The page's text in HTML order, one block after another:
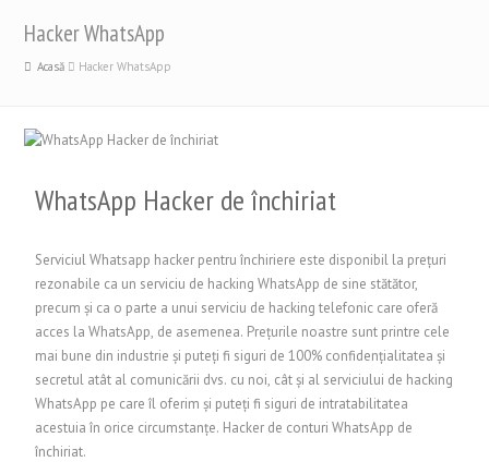
Hacker WhatsApp
Acasă Hacker WhatsApp
WhatsApp Hacker de închiriat
Serviciul Whatsapp hacker pentru închiriere este disponibil la prețuri
rezonabile ca un serviciu de hacking WhatsApp de sine stătător,
precum și ca o parte a unui serviciu de hacking telefonic care oferă
acces la WhatsApp, de asemenea. Prețurile noastre sunt printre cele
mai bune din industrie și puteți fi siguri de 100% confidențialitatea și
secretul atât al comunicării dvs. cu noi, cât și al serviciului de hacking
WhatsApp pe care îl oferim și puteți fi siguri de intratabilitatea
acestuia în orice circumstanțe. Hacker de conturi WhatsApp de
închiriat.